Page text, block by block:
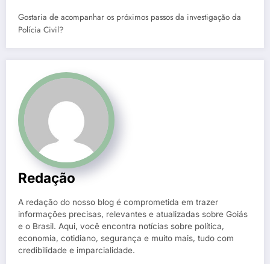
Gostaria de acompanhar os próximos passos da investigação da
Polícia Civil?
Redação
A redação do nosso blog é comprometida em trazer
informações precisas, relevantes e atualizadas sobre Goiás
e o Brasil. Aqui, você encontra notícias sobre política,
economia, cotidiano, segurança e muito mais, tudo com
credibilidade e imparcialidade.